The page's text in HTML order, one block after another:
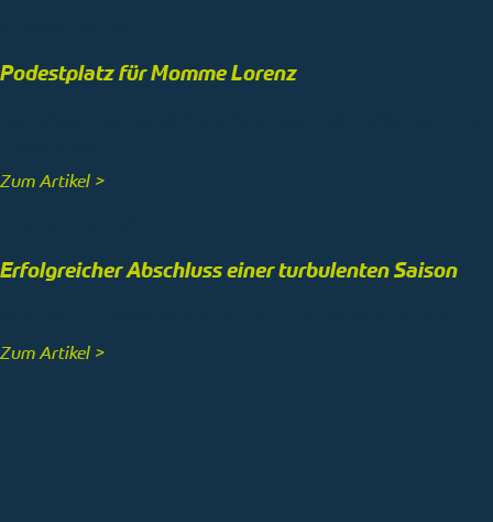
Podestplatz für Momme Lorenz
Zum Artikel >
Erfolgreicher Abschluss einer turbulenten Saison
Zum Artikel >